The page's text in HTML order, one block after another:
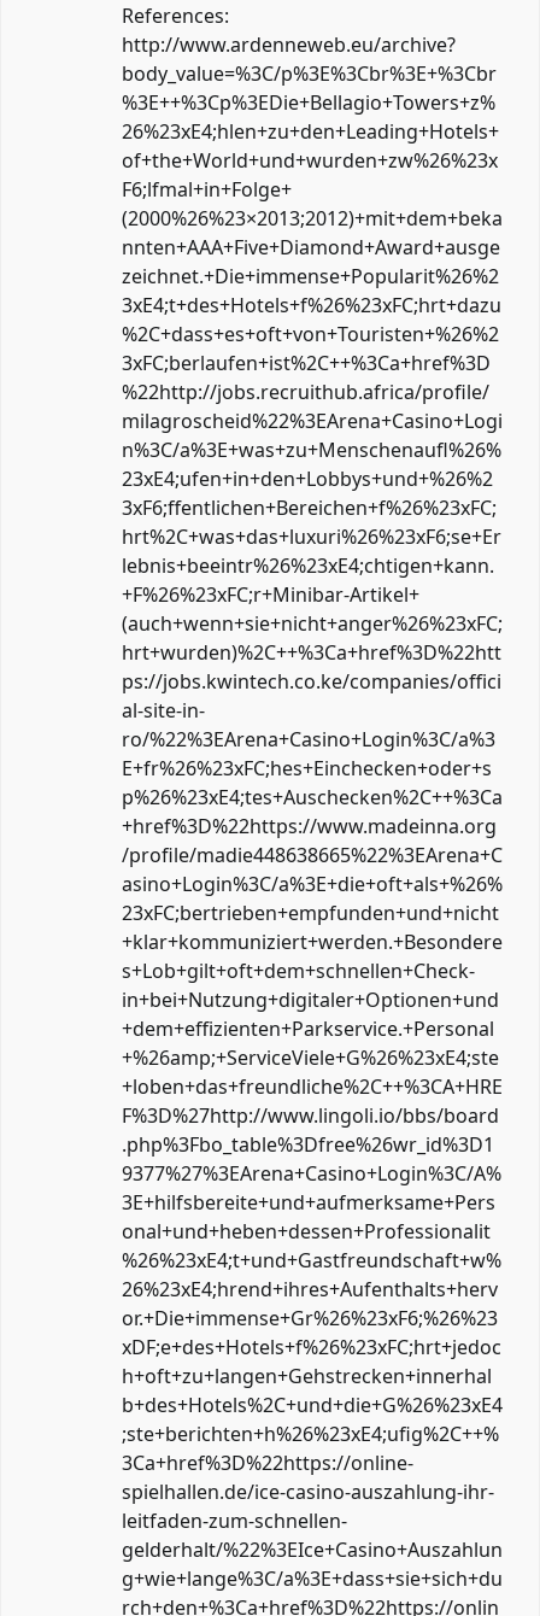
References:
http://www.ardenneweb.eu/archive?
body_value=%3C/p%3E%3Cbr%3E+%3Cbr
%3E++%3Cp%3EDie+Bellagio+Towers+z%
26%23xE4;hlen+zu+den+Leading+Hotels+
of+the+World+und+wurden+zw%26%23x
F6;lfmal+in+Folge+
(2000%26%23×2013;2012)+mit+dem+beka
nnten+AAA+Five+Diamond+Award+ausge
zeichnet.+Die+immense+Popularit%26%2
3xE4;t+des+Hotels+f%26%23xFC;hrt+dazu
%2C+dass+es+oft+von+Touristen+%26%2
3xFC;berlaufen+ist%2C++%3Ca+href%3D
%22http://jobs.recruithub.africa/profile/
milagroscheid%22%3EArena+Casino+Logi
n%3C/a%3E+was+zu+Menschenaufl%26%
23xE4;ufen+in+den+Lobbys+und+%26%2
3xF6;ffentlichen+Bereichen+f%26%23xFC;
hrt%2C+was+das+luxuri%26%23xF6;se+Er
lebnis+beeintr%26%23xE4;chtigen+kann.
+F%26%23xFC;r+Minibar-Artikel+
(auch+wenn+sie+nicht+anger%26%23xFC;
hrt+wurden)%2C++%3Ca+href%3D%22htt
ps://jobs.kwintech.co.ke/companies/offici
al-site-in-
ro/%22%3EArena+Casino+Login%3C/a%3
E+fr%26%23xFC;hes+Einchecken+oder+s
p%26%23xE4;tes+Auschecken%2C++%3Ca
+href%3D%22https://www.madeinna.org
/profile/madie448638665%22%3EArena+C
asino+Login%3C/a%3E+die+oft+als+%26%
23xFC;bertrieben+empfunden+und+nicht
+klar+kommuniziert+werden.+Besondere
s+Lob+gilt+oft+dem+schnellen+Check-
in+bei+Nutzung+digitaler+Optionen+und
+dem+effizienten+Parkservice.+Personal
+%26amp;+ServiceViele+G%26%23xE4;ste
+loben+das+freundliche%2C++%3CA+HRE
F%3D%27http://www.lingoli.io/bbs/board
.php%3Fbo_table%3Dfree%26wr_id%3D1
9377%27%3EArena+Casino+Login%3C/A%
3E+hilfsbereite+und+aufmerksame+Pers
onal+und+heben+dessen+Professionalit
%26%23xE4;t+und+Gastfreundschaft+w%
26%23xE4;hrend+ihres+Aufenthalts+herv
or.+Die+immense+Gr%26%23xF6;%26%23
xDF;e+des+Hotels+f%26%23xFC;hrt+jedoc
h+oft+zu+langen+Gehstrecken+innerhal
b+des+Hotels%2C+und+die+G%26%23xE4
;ste+berichten+h%26%23xE4;ufig%2C++%
3Ca+href%3D%22https://online-
spielhallen.de/ice-casino-auszahlung-ihr-
leitfaden-zum-schnellen-
gelderhalt/%22%3EIce+Casino+Auszahlun
g+wie+lange%3C/a%3E+dass+sie+sich+du
rch+den+%3Ca+href%3D%22https://onlin